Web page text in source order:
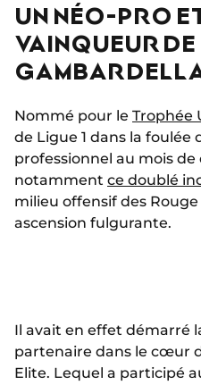
UN NÉO-PRO
VAINQUEUR DE
Nommé pour le Trophée
de Ligue 1 dans la foulée
professionnel au mois
notamment ce doublé
milieu offensif des
ascension fulgurante.
Il avait en effet démarré
partenaire dans le cœur
Elite. Lequel a participé